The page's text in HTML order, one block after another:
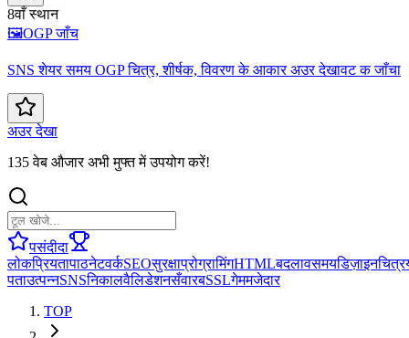
8वाँ स्थान
🖼️OGP जाँच
SNS शेयर समय OGP चित्र, शीर्षक, विवरण के आकार अउर देखावट क जाँचा
अउर देखा
135 वेब औजार अभी मुफ्त में उपयोग करें!
पसंदीदा
लोकप्रियतापाठनेटवर्कSEOसुरक्षाप्रोग्रामिंगHTMLबदलावसमयडिज़ाइनचित्र
पताउत्पन्नSNSनिकालवैलिडेशनसँवारबSSLगेममजेदार
TOP